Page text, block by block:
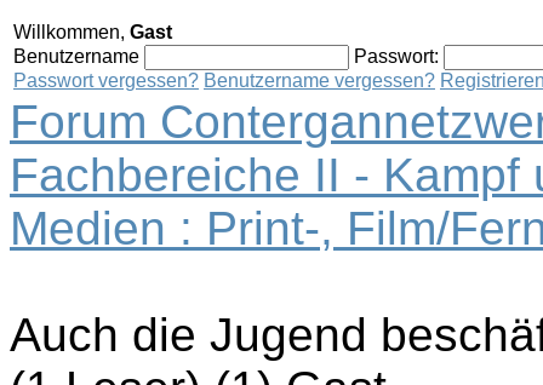
Willkommen, Gast
Benutzername
Passwort:
Passwort vergessen? Benutzername vergessen?
Forum
Fachbereiche II -
Medien : Print-, Film/
Auch die Jugend